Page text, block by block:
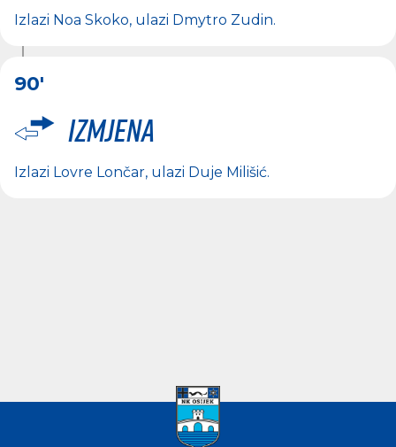
Izlazi Noa Skoko, ulazi Dmytro Zudin.
90'
Izmjena
Izlazi Lovre Lončar, ulazi Duje Milišić.